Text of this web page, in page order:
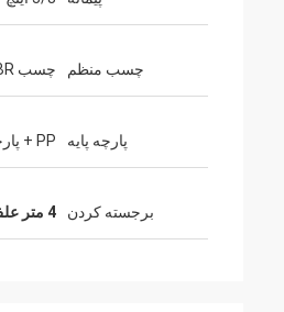
چسب منظم چسب SBR
پارچه پایه PP + پارچه خالص
برجسته کردن 4 متر علف مصنوعی گسترده